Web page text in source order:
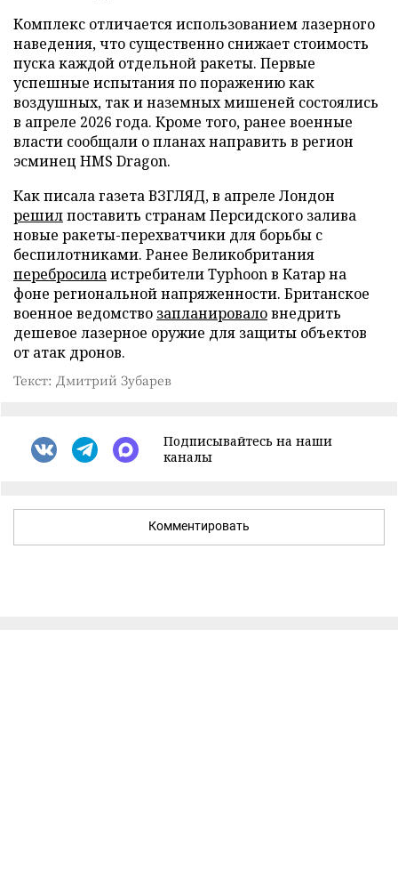
Комплекс отличается использованием лазерного
наведения, что существенно снижает стоимость
пуска каждой отдельной ракеты. Первые
успешные испытания по поражению как
воздушных, так и наземных мишеней состоялись
в апреле 2026 года. Кроме того, ранее военные
власти сообщали о планах направить в регион
эсминец HMS Dragon.
Как писала газета ВЗГЛЯД, в апреле Лондон
решилпоставить странам Персидского залива
новые ракеты-перехватчики для борьбы с
беспилотниками. Ранее Великобритания
перебросилаистребители Typhoon в Катар на
фоне региональной напряженности. Британское
военное ведомство запланироваловнедрить
дешевое лазерное оружие для защиты объектов
от атак дронов.
Текст: Дмитрий Зубарев
Подписывайтесь на наши
каналы
Комментировать